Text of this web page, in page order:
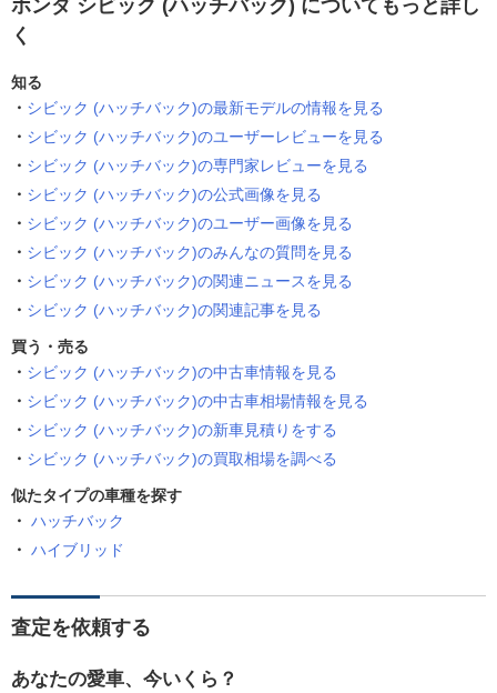
ホンダ シビック (ハッチバック) についてもっと詳し
く
知る
シビック (ハッチバック)の最新モデルの情報を見る
シビック (ハッチバック)のユーザーレビューを見る
シビック (ハッチバック)の専門家レビューを見る
シビック (ハッチバック)の公式画像を見る
シビック (ハッチバック)のユーザー画像を見る
シビック (ハッチバック)のみんなの質問を見る
シビック (ハッチバック)の関連ニュースを見る
シビック (ハッチバック)の関連記事を見る
買う・売る
シビック (ハッチバック)の中古車情報を見る
シビック (ハッチバック)の中古車相場情報を見る
シビック (ハッチバック)の新車見積りをする
シビック (ハッチバック)の買取相場を調べる
似たタイプの車種を探す
ハッチバック
ハイブリッド
査定を依頼する
あなたの愛車、今いくら？